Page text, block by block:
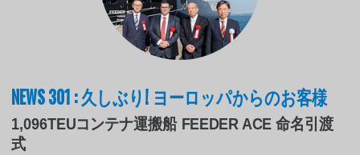
NEWS 301 : 久しぶり! ヨーロッパからのお客様
1,096TEUコンテナ運搬船 FEEDER ACE 命名引渡
式